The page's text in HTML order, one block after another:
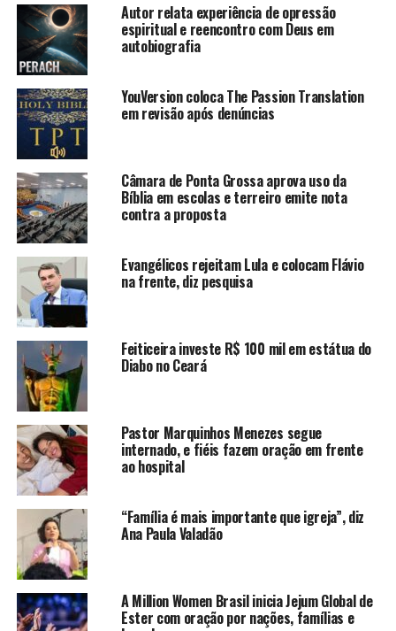
Autor relata experiência de opressão
espiritual e reencontro com Deus em
autobiografia
YouVersion coloca The Passion Translation
em revisão após denúncias
Câmara de Ponta Grossa aprova uso da
Bíblia em escolas e terreiro emite nota
contra a proposta
Evangélicos rejeitam Lula e colocam Flávio
na frente, diz pesquisa
Feiticeira investe R$ 100 mil em estátua do
Diabo no Ceará
Pastor Marquinhos Menezes segue
internado, e fiéis fazem oração em frente
ao hospital
“Família é mais importante que igreja”, diz
Ana Paula Valadão
A Million Women Brasil inicia Jejum Global de
Ester com oração por nações, famílias e